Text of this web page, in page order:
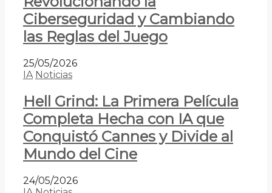
Ciberseguridad y Cambiando
las Reglas del Juego
25/05/2026
IA Noticias
Hell Grind: La Primera Película
Completa Hecha con IA que
Conquistó Cannes y Divide al
Mundo del Cine
24/05/2026